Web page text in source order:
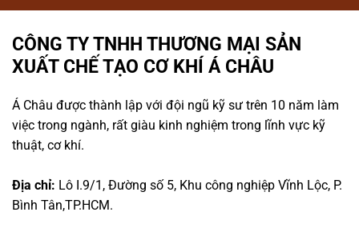
CÔNG TY TNHH THƯƠNG MẠI SẢN
XUẤT CHẾ TẠO CƠ KHÍ Á CHÂU
Á Châu được thành lập với đội ngũ kỹ sư trên 10 năm làm
việc trong ngành, rất giàu kinh nghiệm trong lĩnh vực kỹ
thuật, cơ khí.
Địa chỉ: Lô I.9/1, Đường số 5, Khu công nghiệp Vĩnh Lộc, P.
Bình Tân,TP.HCM.